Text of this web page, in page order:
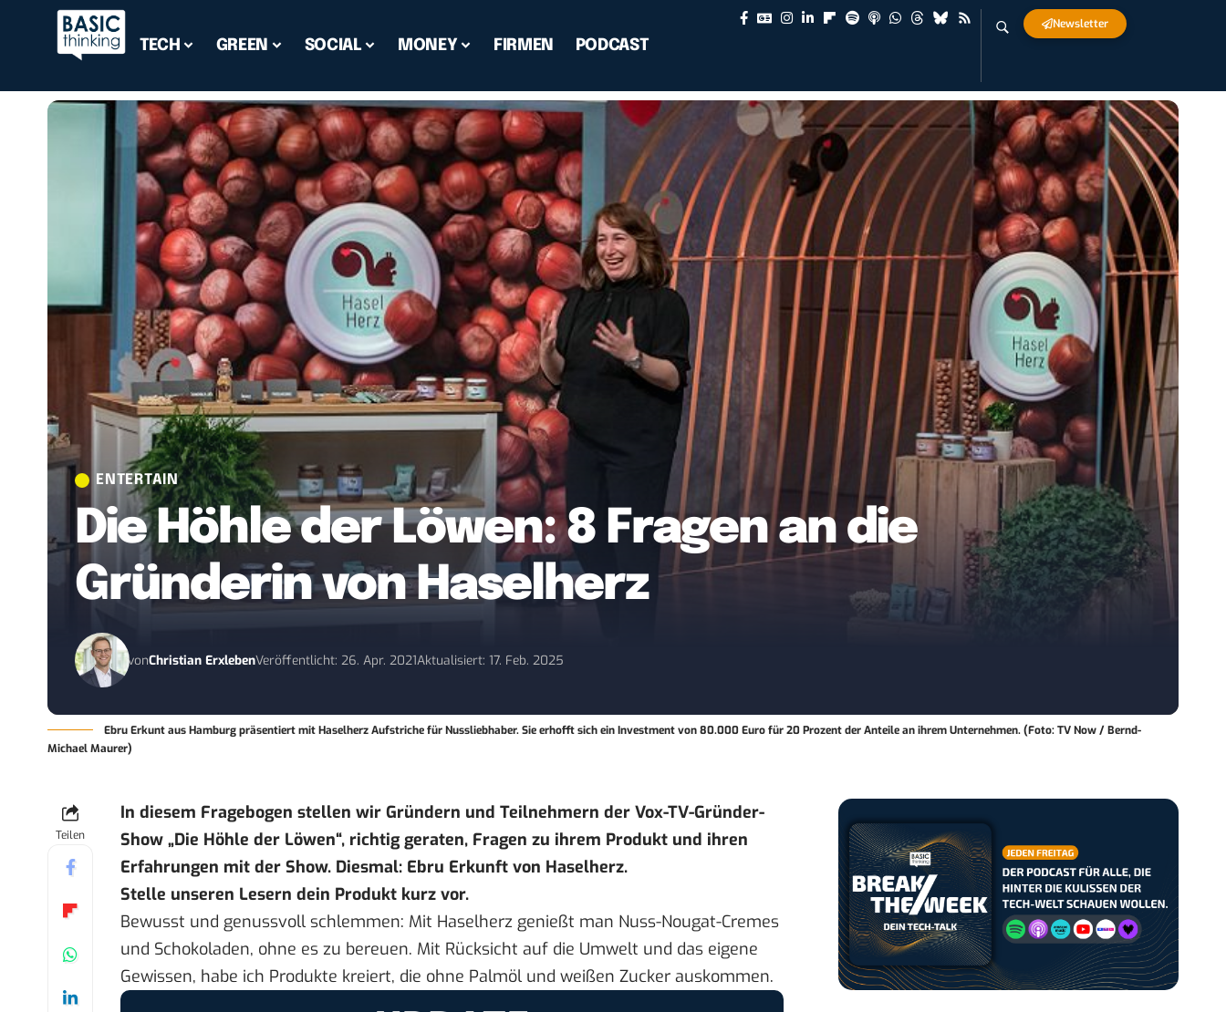
TECH GREEN SOCIAL MONEY FIRMEN PODCAST
Newsletter
ENTERTAIN
Die Höhle der Löwen: 8 Fragen an die
Gründerin von Haselherz
vonChristian ErxlebenVeröffentlicht: 26. Apr. 2021Aktualisiert: 17. Feb. 2025
Ebru Erkunt aus Hamburg präsentiert mit Haselherz Aufstriche für Nussliebhaber. Sie erhofft sich ein Investment von 80.000 Euro für 20 Prozent der Anteile an ihrem Unternehmen. (Foto: TV Now / Bernd-
Michael Maurer)
Teilen
In diesem Fragebogen stellen wir Gründern und Teilnehmern der Vox-TV-Gründer-
Show „Die Höhle der Löwen“, richtig geraten, Fragen zu ihrem Produkt und ihren
Erfahrungen mit der Show. Diesmal: Ebru Erkunft von Haselherz.
Stelle unseren Lesern dein Produkt kurz vor.
Bewusst und genussvoll schlemmen: Mit Haselherz genießt man Nuss-Nougat-Cremes
und Schokoladen, ohne es zu bereuen. Mit Rücksicht auf die Umwelt und das eigene
Gewissen, habe ich Produkte kreiert, die ohne Palmöl und weißen Zucker auskommen.